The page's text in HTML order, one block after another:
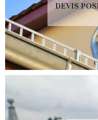
DEVIS